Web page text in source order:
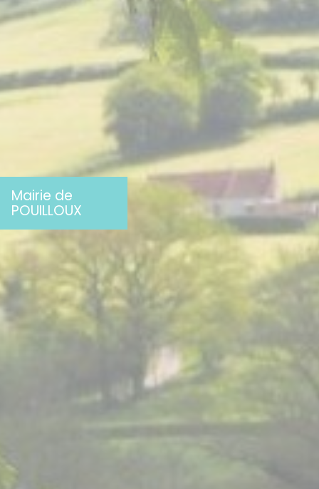
Mairie de
POUILLOUX